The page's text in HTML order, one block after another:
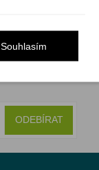
ODEBÍRAT
Souhlasím